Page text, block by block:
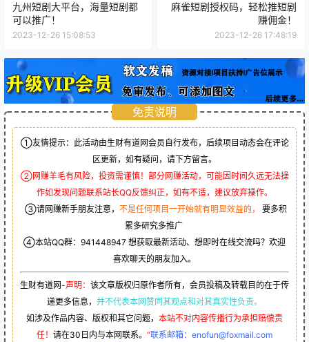
九州短剧大平台，海量短剧都
可以推广！
2023-12-26 15:08:53
麻雀短剧授权码，轻松推短剧
赚佣金！
2023-12-26 17:48:19
免责说明
①友情提示：此活动由生财有道网会员自行发布，后续项目动态会在评论
区更新，如有疑问，请下方留言。
②网赚羊毛有风险，投资需谨慎！部分网赚活动，可能因时间久远无法操
作如发现问题联系站长QQ反馈纠正，如有不适，建议放弃操作。
③请网赚新手朋友注意， 不是任何项目一开始就有明显效益的，
要多积
累多研究多推广
④本站QQ群： 941448947 想获取最新活动、想即时在线交流吗？欢迎
喜欢聊天的朋友加入。
生财有道网-声明： 该文章版权归原作者所有，会员投稿及转载目的在于传
递更多信息， 并不代表本网赞同其观点和对其真实性负责。
如涉及作品内容、版权和其它问题， 本站不对内容传播行为承担赔偿责
任！ 请在30日内与本网联系。 “联系邮箱：enofun@foxmail.com